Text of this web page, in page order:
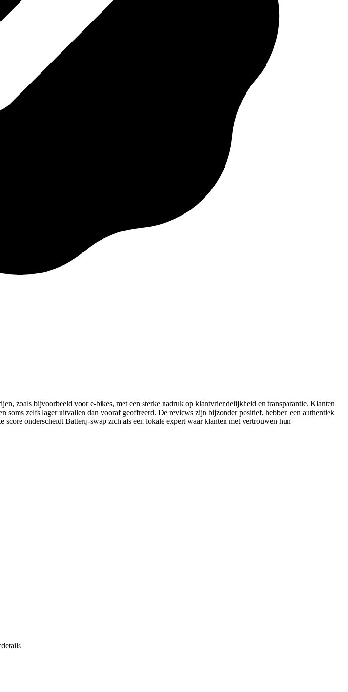
zoals bijvoorbeeld voor e-bikes, met een sterke nadruk op klantvriendelijkheid en transparantie. Klanten
soms zelfs lager uitvallen dan vooraf geoffreerd. De reviews zijn bijzonder positief, hebben een authentiek
onderscheidt Batterij-swap zich als een lokale expert waar klanten met vertrouwen hun